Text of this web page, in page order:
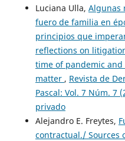
Luciana Ulla, Algunas
fuero de familia en
principios que
reflections on
time of pandemic
matter , Revista de
Pascal: Vol. 7 Núm. 7
privado
Alejandro E. Freytes,
contractual./ Sources